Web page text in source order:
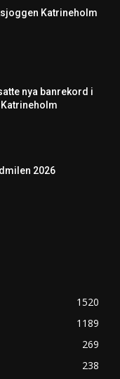
Katrineholm
nya banrekord i
2026
1520
1189
269
238